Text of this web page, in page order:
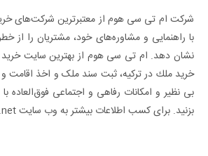
شرکت ام تی سی هوم از معتبرترین شرکت‌های
با راهنمایی و مشاوره‌های خود، مشتریان را از
نشان دهد. ام تی سی هوم از بهترین سایت خرید
خريد ملك در تركيه، ثبت سند ملک و اخذ اقامت و
بی نظیر و امکانات رفاهی و اجتماعی فوق‌العاده
بزنید. برای کسب اطلاعات بیشتر به وب سایت mtcco.net مراجعه نمایید.